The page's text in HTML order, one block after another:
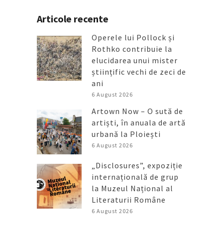
Articole recente
Operele lui Pollock și
Rothko contribuie la
elucidarea unui mister
științific vechi de zeci de
ani
6 August 2026
Artown Now – O sută de
artiști, în anuala de artă
urbană la Ploiești
6 August 2026
„Disclosures”, expoziție
internațională de grup
la Muzeul Național al
Literaturii Române
6 August 2026